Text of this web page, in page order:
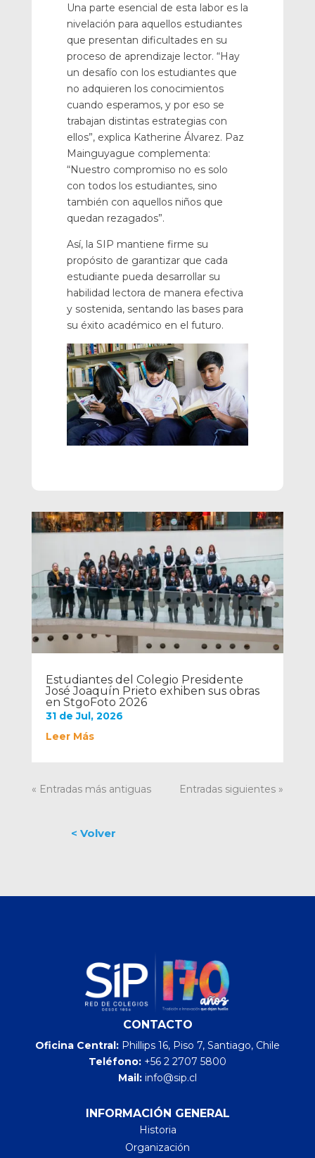
Estudiantes del Colegio Presidente
José Joaquín Prieto exhiben sus obras
en StgoFoto 2026
31 de Jul, 2026
Leer Más
« Entradas más antiguas Entradas siguientes »
Una parte esencial de esta labor es la
nivelación para aquellos estudiantes
que presentan dificultades en su
proceso de aprendizaje lector. “Hay
un desafío con los estudiantes que
no adquieren los conocimientos
cuando esperamos, y por eso se
trabajan distintas estrategias con
ellos”, explica Katherine Álvarez. Paz
Mainguyague complementa:
“Nuestro compromiso no es solo
con todos los estudiantes, sino
también con aquellos niños que
quedan rezagados”.
Así, la SIP mantiene firme su
propósito de garantizar que cada
estudiante pueda desarrollar su
habilidad lectora de manera efectiva
y sostenida, sentando las bases para
su éxito académico en el futuro.
CONTACTO
Oficina Central: Phillips 16, Piso 7, Santiago, Chile
Teléfono: +56 2 2707 5800
Mail: info@sip.cl
INFORMACIÓN GENERAL
Historia
Organización